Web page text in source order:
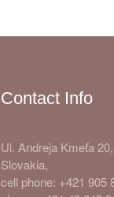
Contact Info
Ul. Andreja Kmeťa
Slovakia,
cell phone: +421 905